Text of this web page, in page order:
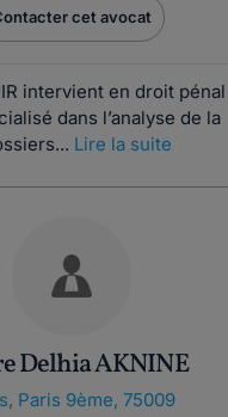
cet avocat
intervient en droit
dans l’analyse de la
Lire la suite
Delhia AKNINE
, Paris 9ème, 75009